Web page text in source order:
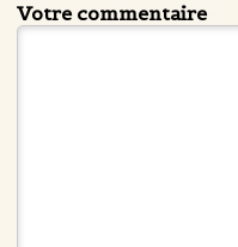
Votre commentaire